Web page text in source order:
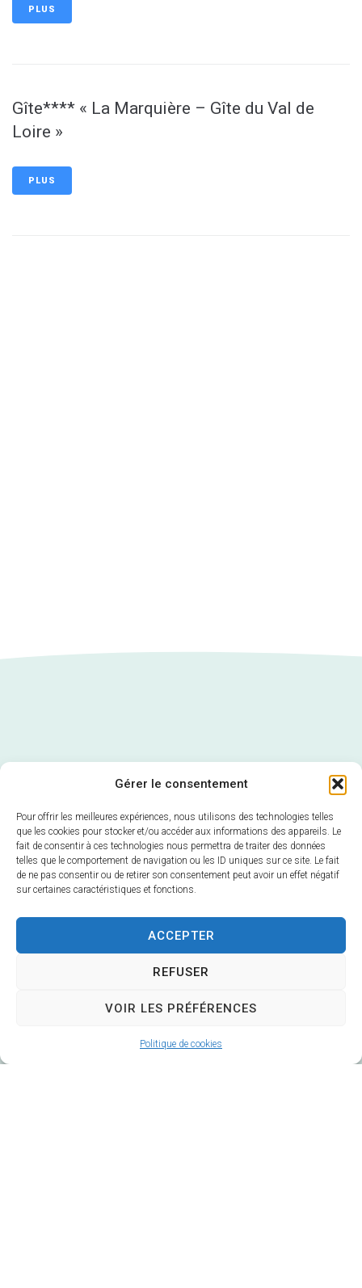
Gérer le consentement
Pour offrir les meilleures expériences, nous utilisons des technologies telles
que les cookies pour stocker et/ou accéder aux informations des appareils. Le
fait de consentir à ces technologies nous permettra de traiter des données
telles que le comportement de navigation ou les ID uniques sur ce site. Le fait
de ne pas consentir ou de retirer son consentement peut avoir un effet négatif
sur certaines caractéristiques et fonctions.
ACCEPTER
REFUSER
VOIR LES PRÉFÉRENCES
Politique de cookies
PLUS
Gîte**** « La Marquière – Gîte du Val de
Loire »
PLUS
6 Rue Gustave Marc